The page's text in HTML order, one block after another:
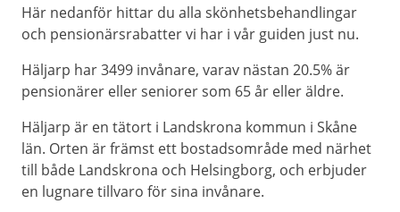
Här nedanför hittar du alla skönhetsbehandlingar
och pensionärsrabatter vi har i vår guiden just nu.
Häljarp har 3499 invånare, varav nästan 20.5% är
pensionärer eller seniorer som 65 år eller äldre.
Häljarp är en tätort i Landskrona kommun i Skåne
län. Orten är främst ett bostadsområde med närhet
till både Landskrona och Helsingborg, och erbjuder
en lugnare tillvaro för sina invånare.